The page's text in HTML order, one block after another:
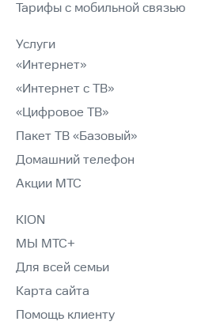
Тарифы с мобильной связью
Услуги
«Интернет»
«Интернет с ТВ»
«Цифровое ТВ»
Пакет ТВ «Базовый»
Домашний телефон
Акции МТС
KION
МЫ МТС+
Для всей семьи
Карта сайта
Помощь клиенту